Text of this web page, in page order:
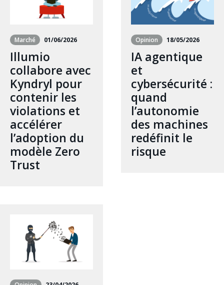
Marché 01/06/2026
Illumio
collabore avec
Kyndryl pour
contenir les
violations et
accélérer
l’adoption du
modèle Zero
Trust
Opinion 18/05/2026
IA agentique
et
cybersécurité :
quand
l’autonomie
des machines
redéfinit le
risque